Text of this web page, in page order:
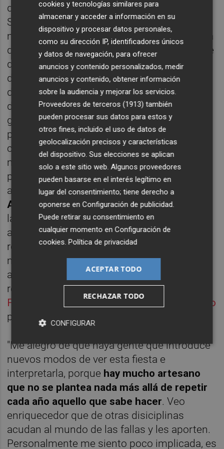
de evacuación en caso de emergencia.
Sospechamos que tras estos avances en
materia de convivencia local está la escucha
de cientos de quejas de vecinos que durante
décadas sufrieron condicionamientos en su
día a día, a la hora de ir a trabajar, de aparcar,
de hacer vida, por una falta de sensibilidad
desde el Ayuntamiento en su anterior
gobierno. Agentes culturales de diversa
procedencia alzaron la voz para denunciar la
contaminación lumínica, por ejemplo, y el
momento de indignación máxima hacia la
política valenciana el año pasado inspiró al
artistaDavid Morenoy al arquitecto
Arraiz
a plantear la propuesta "Ekklesía" para
la fallaNou Campanaren Sección Especial,
aprovechando la tirada mediática para
reivindicar la crítica que en origen tenían los
monumentos falleros y que parecía estar
ablandándose. Son también los
responsables de estarconectando a las
Fallas con el mayor festival de arte del mundo
por audiencia, el Burning Man.
"Me alegro de que haya gente que introduce
nuevos modos de ver esta fiesta e
interpretarla, porque hay mucho artesano
que no se plantea nada más allá de repetir
cada año aquello que sabe hacer. Veo
enriquecedor que de otras disiciplinas
acudan al mundo de las fallas y les aporten.
Personalmente me siento poco implicada, es
cookies y tecnologías similares para
almacenar y acceder a información en su
dispositivo y procesar datos personales,
como su dirección IP, identificadores únicos
y datos de navegación, para ofrecer
anuncios y contenido personalizados, medir
anuncios y contenido, obtener información
sobre la audiencia y mejorar los servicios.
Proveedores de terceros (1913) también
pueden procesar sus datos para estos y
otros fines, incluido el uso de datos de
geolocalización precisos y características
del dispositivo. Sus elecciones se aplican
solo a este sitio web. Algunos proveedores
pueden basarse en el interés legítimo en
lugar del consentimiento; tiene derecho a
oponerse enConfiguración de publicidad
Puede retirar su consentimiento en
cualquier momento enConfiguración de
cookies .Política de privacidad
ACEPTAR TODO
RECHAZAR TODO
CONFIGURAR